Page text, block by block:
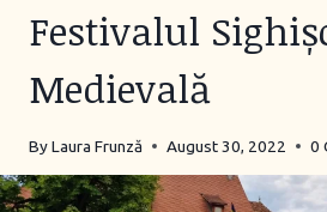
Festivalul
Medievală
ByLaura Frunză August 30, 2022 0